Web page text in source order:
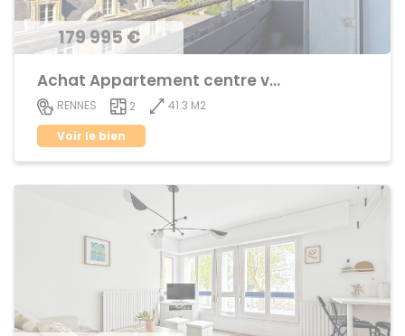
179 995 €
Achat Appartement centre ville
RENNES 2
41.3 M2
Voir le bien